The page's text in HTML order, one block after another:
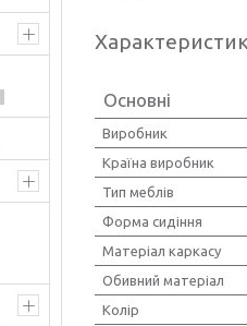
Основні
Виробник
Країна виробник
Тип меблів
Форма сидіння
Матеріал каркасу
Обивний матеріал
Колір